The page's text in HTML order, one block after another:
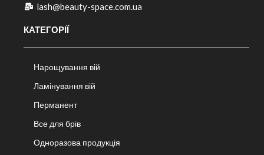
lash@beauty-space.com.ua
КАТЕГОРІЇ
Нарощування вій
Ламінування вій
Перманент
Все для брів
Одноразова продукція